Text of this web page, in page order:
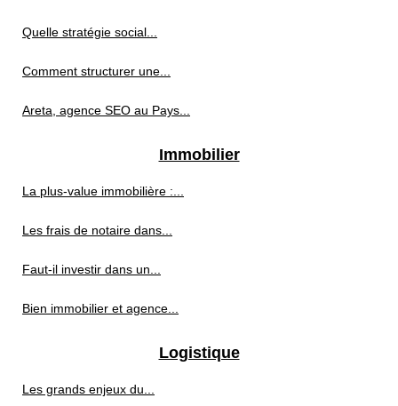
Quelle stratégie social...
Comment structurer une...
Areta, agence SEO au Pays...
Immobilier
La plus-value immobilière :...
Les frais de notaire dans...
Faut-il investir dans un...
Bien immobilier et agence...
Logistique
Les grands enjeux du...